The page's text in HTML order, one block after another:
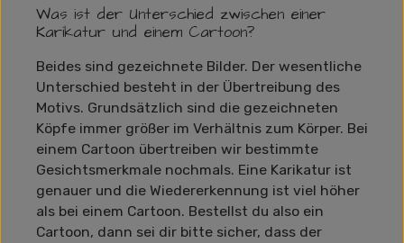
Was ist der Unterschied zwischen einer
Karikatur und einem Cartoon?
Beides sind gezeichnete Bilder. Der wesentliche
Unterschied besteht in der Übertreibung des
Motivs. Grundsätzlich sind die gezeichneten
Köpfe immer größer im Verhältnis zum Körper. Bei
einem Cartoon übertreiben wir bestimmte
Gesichtsmerkmale nochmals. Eine Karikatur ist
genauer und die Wiedererkennung ist viel höher
als bei einem Cartoon. Bestellst du also ein
Cartoon, dann sei dir bitte sicher, dass der